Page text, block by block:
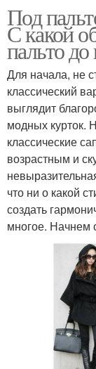
Под
С какой
пальто до
Для начала, не
классический
выглядит
модных курток.
классические
возрастным и
что ни о какой
создать
многое. Начнем